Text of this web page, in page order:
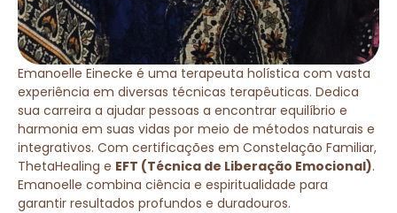
Emanoelle Einecke é uma terapeuta holística com vasta
experiência em diversas técnicas terapêuticas. Dedica
sua carreira a ajudar pessoas a encontrar equilíbrio e
harmonia em suas vidas por meio de métodos naturais e
integrativos. Com certificações em Constelação Familiar,
ThetaHealing e EFT (Técnica de Liberação Emocional).
Emanoelle combina ciência e espiritualidade para
garantir resultados profundos e duradouros.